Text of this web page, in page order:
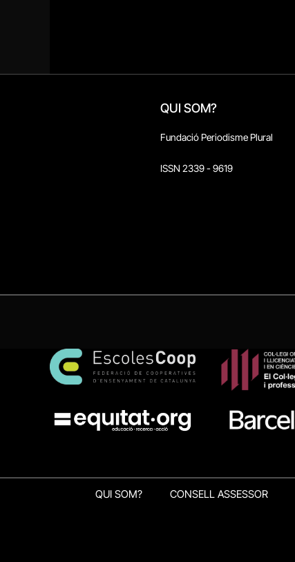
QUI SOM?
Fundació Periodisme Plural
ISSN 2339 - 9619
QUI SOM? CONSELL ASSESSOR